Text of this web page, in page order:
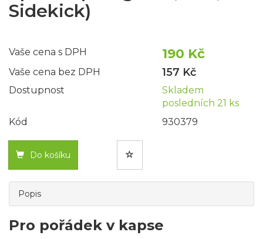
Sidekick)
Vaše cena s DPH 190 Kč
Vaše cena bez DPH 157 Kč
Dostupnost
Skladem
posledních 21 ks
Kód
930379
Do košíku
Popis
Pro pořádek v kapse